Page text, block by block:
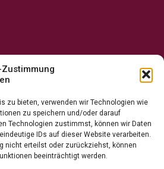
zu bieten, verwenden wir Technologien wie
zu speichern und/oder darauf
Technologien zustimmst, können wir Daten
IDs auf dieser Website verarbeiten.
nicht erteilst oder zurückziehst, können
beeinträchtigt werden.